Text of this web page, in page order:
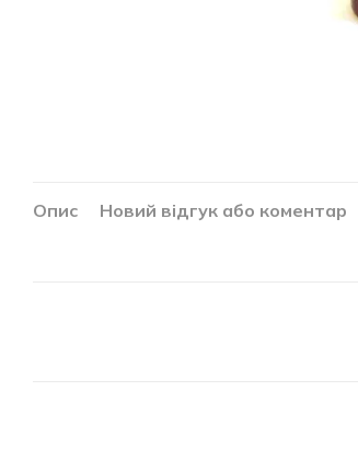
Опис Новий відгук або коментар